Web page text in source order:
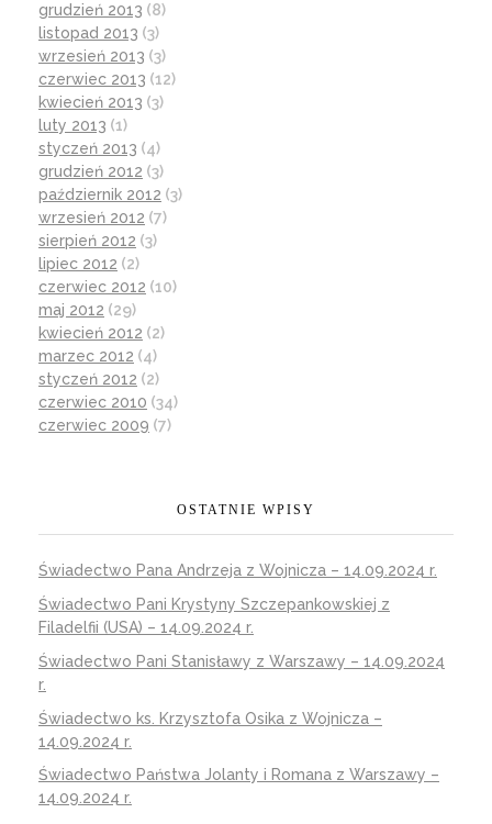
grudzień 2013 (8)
listopad 2013 (3)
wrzesień 2013 (3)
czerwiec 2013 (12)
kwiecień 2013 (3)
luty 2013 (1)
styczeń 2013 (4)
grudzień 2012 (3)
październik 2012 (3)
wrzesień 2012 (7)
sierpień 2012 (3)
lipiec 2012 (2)
czerwiec 2012 (10)
maj 2012 (29)
kwiecień 2012 (2)
marzec 2012 (4)
styczeń 2012 (2)
czerwiec 2010 (34)
czerwiec 2009 (7)
OSTATNIE WPISY
Świadectwo Pana Andrzeja z Wojnicza – 14.09.2024 r.
Świadectwo Pani Krystyny Szczepankowskiej z
Filadelfii (USA) – 14.09.2024 r.
Świadectwo Pani Stanisławy z Warszawy – 14.09.2024
r.
Świadectwo ks. Krzysztofa Osika z Wojnicza –
14.09.2024 r.
Świadectwo Państwa Jolanty i Romana z Warszawy –
14.09.2024 r.